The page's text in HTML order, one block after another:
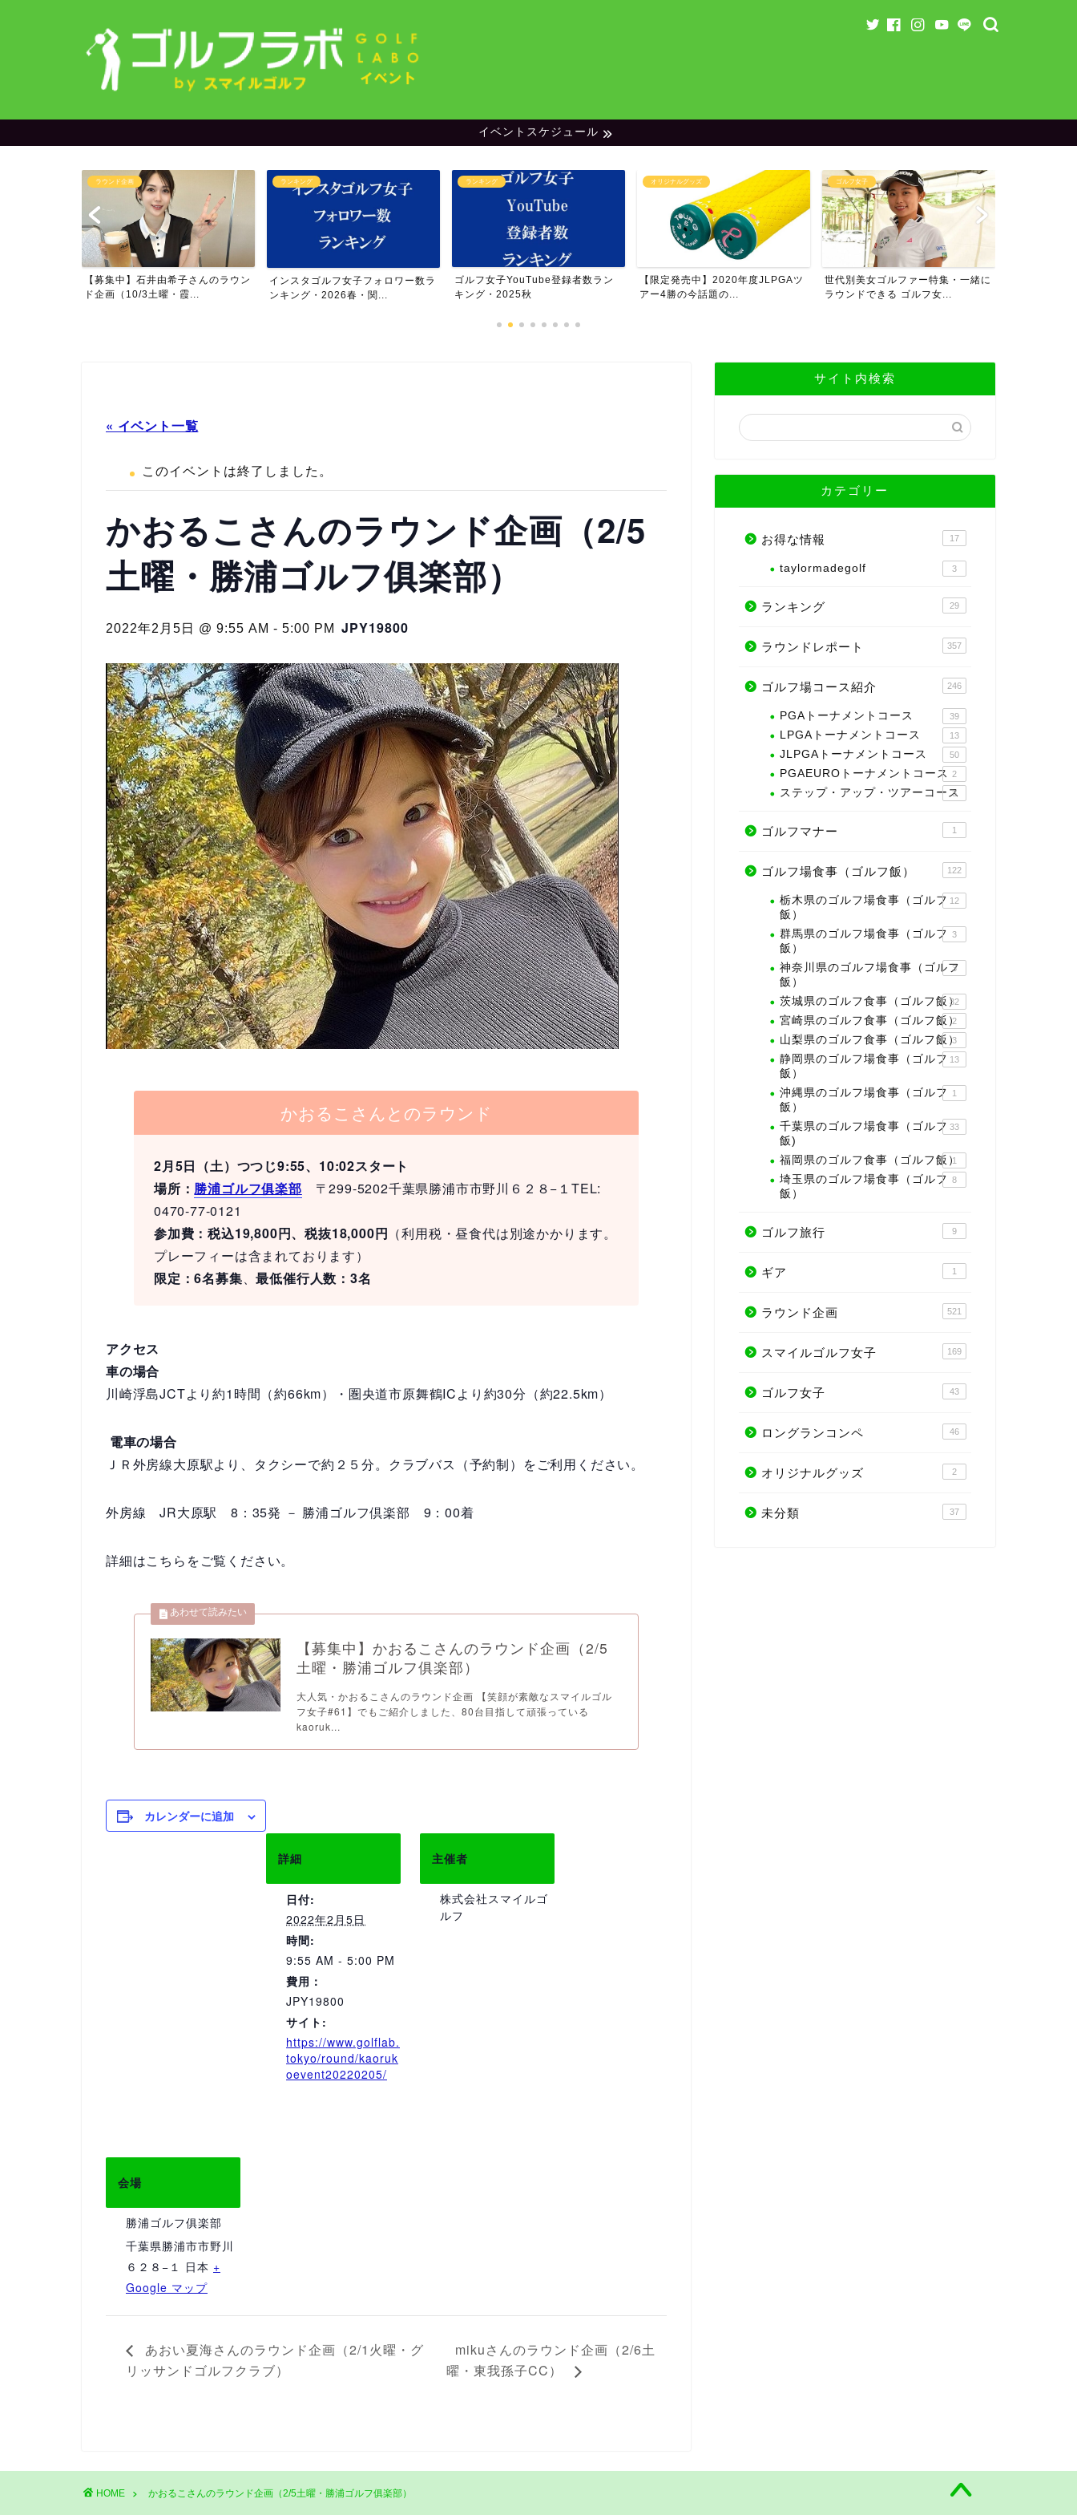
イベントスケジュール
ラウンド企画
【募集中】石井由希子さんのラウン
ド企画（10/3土曜・霞...
ランキング
インスタゴルフ女子フォロワー数ラ
ンキング・2026春・関...
ランキング
ゴルフ女子YouTube登録者数ラン
キング・2025秋
オリジナルグッズ
【限定発売中】2020年度JLPGAツ
アー4勝の今話題の...
ゴルフ女子
世代別美女ゴルファー特集・一緒に
ラウンドできる ゴルフ女...
« イベント一覧
このイベントは終了しました。
かおるこさんのラウンド企画（2/5
土曜・勝浦ゴルフ俱楽部）
2022年2月5日 @ 9:55 AM - 5:00 PM JPY19800
かおるこさんとのラウンド
2月5日（土）つつじ9:55、10:02スタート
場所： 勝浦ゴルフ俱楽部
〒299-5202千葉県勝浦市市野川６２８−１TEL:
0470-77-0121
参加費：税込19,800円、税抜18,000円 （利用税・昼食代は別途かかります。
プレーフィーは含まれております）
限定：6名募集、最低催行人数：3名
アクセス
車の場合
川崎浮島JCTより約1時間（約66km）・圏央道市原舞鶴ICより約30分（約22.5km）
電車の場合
ＪＲ外房線大原駅より、タクシーで約２５分。クラブバス（予約制）をご利用ください。
外房線 JR大原駅 8：35発 － 勝浦ゴルフ倶楽部 9：00着
詳細はこちらをご覧ください。
【募集中】かおるこさんのラウンド企画（2/5
土曜・勝浦ゴルフ俱楽部）
大人気・かおるこさんのラウンド企画 【笑顔が素敵なスマイルゴル
フ女子#61】でもご紹介しました、80台目指して頑張っている
kaoruk...
カレンダーに追加
詳細
日付:
2022年2月5日
時間:
9:55 AM - 5:00 PM
費用：
JPY19800
サイト:
https://www.golflab.
tokyo/round/kaoruk
oevent20220205/
主催者
株式会社スマイルゴ
ルフ
会場
勝浦ゴルフ俱楽部
千葉県勝浦市市野川
６２８−１
日本 +
Google マップ
あおい夏海さんのラウンド企画（2/1火曜・グ
リッサンドゴルフクラブ）
mikuさんのラウンド企画（2/6土
曜・東我孫子CC）
サイト内検索
カテゴリー
お得な情報 17
taylormadegolf 3
ランキング 29
ラウンドレポート 357
ゴルフ場コース紹介 246
PGAトーナメントコース 39
LPGAトーナメントコース 13
JLPGAトーナメントコース 50
PGAEUROトーナメントコース 2
ステップ・アップ・ツアーコース
3
ゴルフマナー 1
ゴルフ場食事（ゴルフ飯） 122
栃木県のゴルフ場食事（ゴルフ
飯）
12
群馬県のゴルフ場食事（ゴルフ
飯）
3
神奈川県のゴルフ場食事（ゴルフ
飯）
3
茨城県のゴルフ食事（ゴルフ飯）
32
宮崎県のゴルフ食事（ゴルフ飯）
2
山梨県のゴルフ食事（ゴルフ飯）
3
静岡県のゴルフ場食事（ゴルフ
飯）
13
沖縄県のゴルフ場食事（ゴルフ
飯）
1
千葉県のゴルフ場食事（ゴルフ
飯)
33
福岡県のゴルフ食事（ゴルフ飯）1
埼玉県のゴルフ場食事（ゴルフ
飯）
8
ゴルフ旅行 9
ギア 1
ラウンド企画 521
スマイルゴルフ女子 169
ゴルフ女子 43
ロングランコンペ 46
オリジナルグッズ 2
未分類 37
HOME かおるこさんのラウンド企画（2/5土曜・勝浦ゴルフ俱楽部）